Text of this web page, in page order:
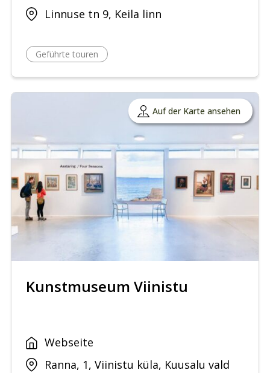
Linnuse tn 9, Keila linn
Geführte touren
Auf der Karte ansehen
Kunstmuseum Viinistu
Webseite
Ranna, 1, Viinistu küla, Kuusalu vald